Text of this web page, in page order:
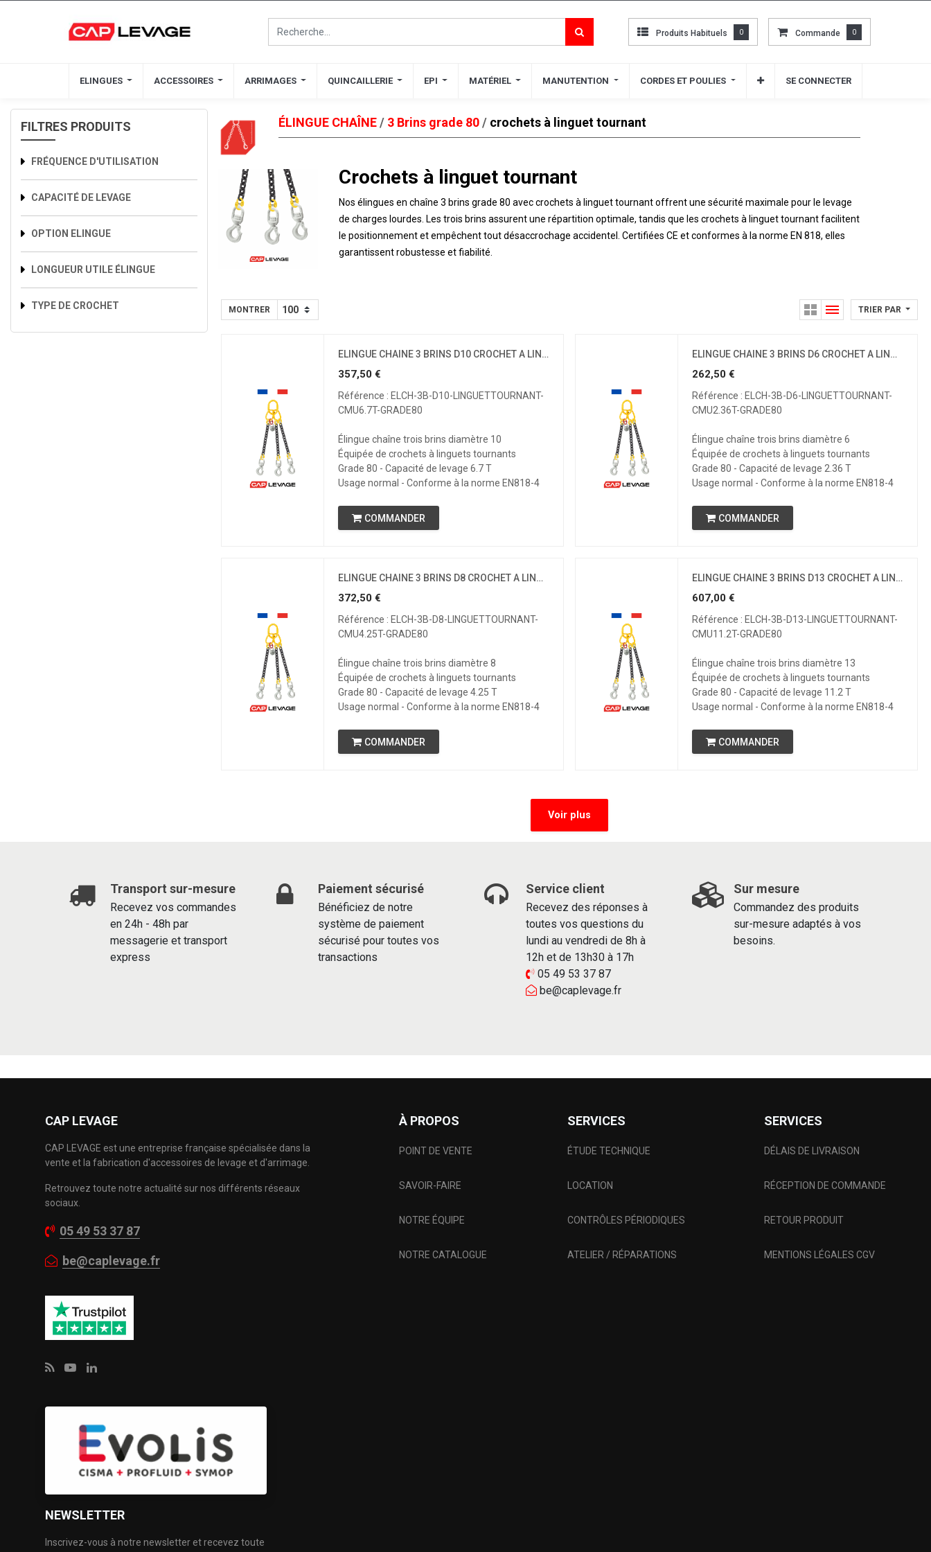
Produits Habituels 0 Commande 0
ELINGUES ACCESSOIRES ARRIMAGES QUINCAILLERIE EPI MATÉRIEL MANUTENTION CORDES ET POULIES SE CONNECTER
Produits Habituels 0 Commande 0
ELINGUES ACCESSOIRES ARRIMAGES QUINCAILLERIE EPI MATÉRIEL MANUTENTION CORDES ET POULIES SE CONNECTER
FILTRES PRODUITS
FRÉQUENCE D'UTILISATION
CAPACITÉ DE LEVAGE
OPTION ELINGUE
LONGUEUR UTILE ÉLINGUE
TYPE DE CROCHET
ÉLINGUE CHAÎNE/ 3 Brins grade 80/ crochets à linguet tournant
Crochets à linguet tournant
Nos élingues en chaîne 3 brins grade 80 avec crochets à linguet tournant offrent une sécurité maximale pour le levage
de charges lourdes. Les trois brins assurent une répartition optimale, tandis que les crochets à linguet tournant facilitent
le positionnement et empêchent tout désaccrochage accidentel. Certifiées CE et conformes à la norme EN 818, elles
garantissent robustesse et fiabilité​​.
MONTRER TRIER PAR
ELINGUE CHAINE 3 BRINS D10 CROCHET A LINGUET TOURNANT CMU 6.7 T GRADE 80
357,50€
Référence : ELCH-3B-D10-LINGUETTOURNANT-
CMU6.7T-GRADE80
Élingue chaîne trois brins diamètre 10
Équipée de crochets à linguets tournants
Grade 80 - Capacité de levage 6.7 T
Usage normal - Conforme à la norme EN818-4
COMMANDER
ELINGUE CHAINE 3 BRINS D6 CROCHET A LINGUET TOURNANT CMU 2.36 T GRADE 80
262,50€
Référence : ELCH-3B-D6-LINGUETTOURNANT-
CMU2.36T-GRADE80
Élingue chaîne trois brins diamètre 6
Équipée de crochets à linguets tournants
Grade 80 - Capacité de levage 2.36 T
Usage normal - Conforme à la norme EN818-4
COMMANDER
ELINGUE CHAINE 3 BRINS D8 CROCHET A LINGUET TOURNANT CMU 4.25 T GRADE 80
372,50€
Référence : ELCH-3B-D8-LINGUETTOURNANT-
CMU4.25T-GRADE80
Élingue chaîne trois brins diamètre 8
Équipée de crochets à linguets tournants
Grade 80 - Capacité de levage 4.25 T
Usage normal - Conforme à la norme EN818-4
COMMANDER
ELINGUE CHAINE 3 BRINS D13 CROCHET A LINGUET TOURNANT CMU 11.2 T GRADE 80
607,00€
Référence : ELCH-3B-D13-LINGUETTOURNANT-
CMU11.2T-GRADE80
Élingue chaîne trois brins diamètre 13
Équipée de crochets à linguets tournants
Grade 80 - Capacité de levage 11.2 T
Usage normal - Conforme à la norme EN818-4
COMMANDER
Voir plus
Transport sur-mesure
Recevez vos commandes
en 24h - 48h par
messagerie et transport
express
Paiement sécurisé
Bénéficiez de notre
système de paiement
sécurisé pour toutes vos
transactions
Service client
Recevez des réponses à
toutes vos questions du
lundi au vendredi de 8h à
12h et de 13h30 à 17h
05 49 53 37 87
be@caplevage.fr
Sur mesure
Commandez des produits
sur-mesure adaptés à vos
besoins.
CAP LEVAGE
CAP LEVAGE est une entreprise française spécialisée dans la
vente et la fabrication d'accessoires de levage et d'arrimage.
Retrouvez toute notre actualité sur nos différents réseaux
sociaux.
05 49 53 37 87
be@caplevage.fr
À PROPOS
POINT DE VENTE
SAVOIR-FAIRE
NOTRE ÉQUIPE
NOTRE CATALOGUE
SERVICES
ÉTUDE TECHNIQUE
LOCATION
CONTRÔLES PÉRIODIQUES
ATELIER / RÉPARATIONS
SERVICES
DÉLAIS DE LIVRAISON
RÉCEPTION DE COMMANDE
RETOUR PRODUIT
MENTIONS LÉGALES CGV
NEWSLETTER
Inscrivez-vous à notre newsletter et recevez toute